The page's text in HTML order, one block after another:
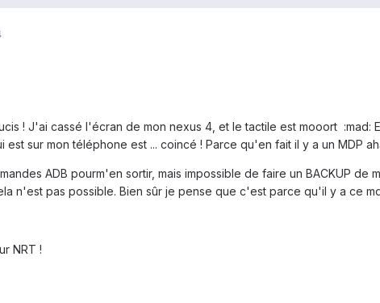
! J'ai cassé l'écran de mon nexus 4, et le tactile est mooort :mad:
sur mon téléphone est ... coincé ! Parce qu'en fait il y a un MDP
ADB pourm'en sortir, mais impossible de faire un BACKUP de
n'est pas possible. Bien sûr je pense que c'est parce qu'il y a ce
NRT !